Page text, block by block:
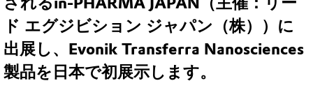
ド エグジビション ジャパン（株））に
出展し、Evonik Transferra Nanosciences
製品を日本で初展示します。